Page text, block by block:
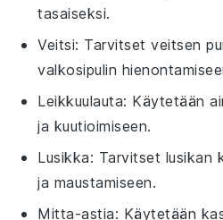
tasaiseksi.
Veitsi: Tarvitset veitsen
valkosipulin
Leikkuulauta: Käytetään
ja kuutioimiseen.
Lusikka: Tarvitset lusikan
ja maustamiseen.
Mitta-astia: Käytetään